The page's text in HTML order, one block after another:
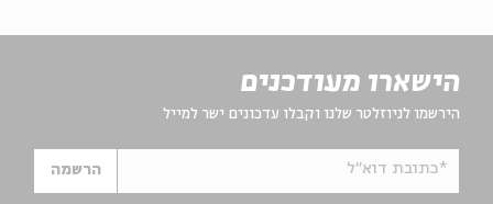
הישארו מעודכנים
הירשמו לניוזלטר שלנו וקבלו עדכונים ישר למייל
*כתובת דוא"ל הרשמה